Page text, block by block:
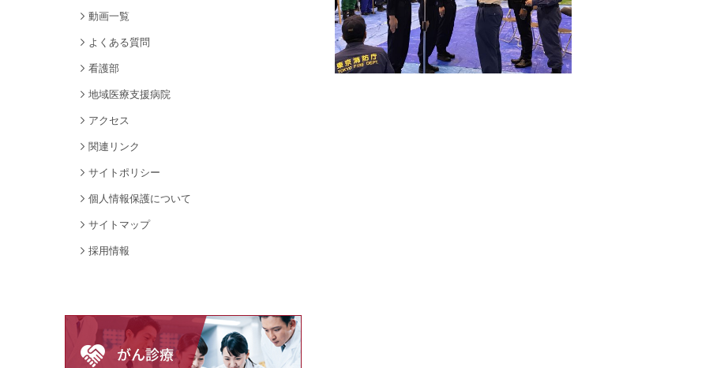
動画一覧
よくある質問
看護部
地域医療支援病院
アクセス
関連リンク
サイトポリシー
個人情報保護について
サイトマップ
採用情報